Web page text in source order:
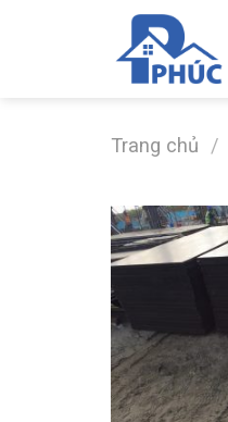
Trang chủ /